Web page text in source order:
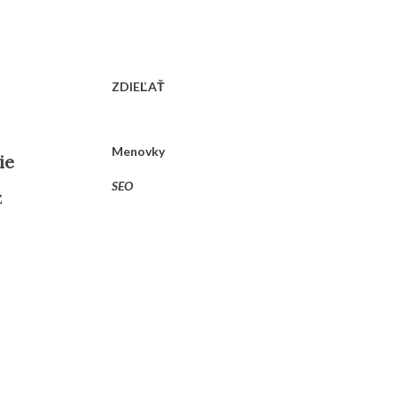
ZDIEĽAŤ
Menovky
SEO